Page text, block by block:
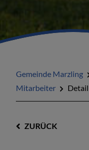
Gemeinde Marzling
Mitarbeiter
Detail
ZURÜCK